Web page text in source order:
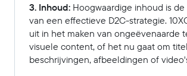
3. Inhoud: Hoogwaardige inhoud is
van een effectieve D2C-strategie.
uit in het maken van ongeëvenaarde
visuele content, of het nu gaat om
beschrijvingen, afbeeldingen of